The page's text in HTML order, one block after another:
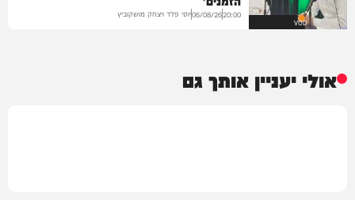
VOD
20:00
06/08/26יוסי פלד ויצחק מושקוביץ
אולי יעניין אותך גם